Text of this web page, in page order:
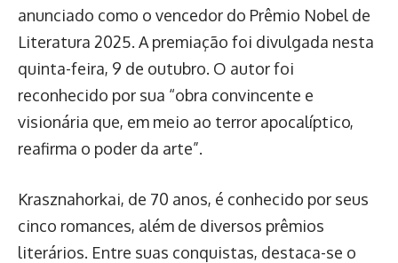
anunciado como o vencedor do Prêmio Nobel de
Literatura 2025. A premiação foi divulgada nesta
quinta-feira, 9 de outubro. O autor foi
reconhecido por sua “obra convincente e
visionária que, em meio ao terror apocalíptico,
reafirma o poder da arte”.
Krasznahorkai, de 70 anos, é conhecido por seus
cinco romances, além de diversos prêmios
literários. Entre suas conquistas, destaca-se o